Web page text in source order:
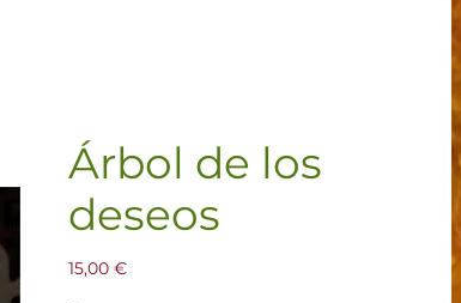
Árbol de los
deseos
15,00 €Precio